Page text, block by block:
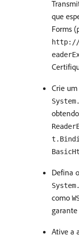
que
Forms
http://
Crie
Defina
como
garante
Ative a